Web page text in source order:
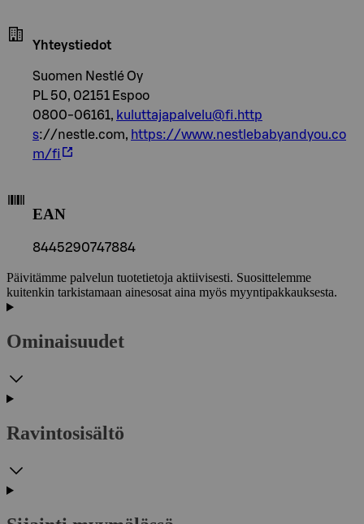
Yhteystiedot
Suomen Nestlé Oy
PL 50, 02151 Espoo
0800-06161, kuluttajapalvelu@fi.http
s://nestle.com, https://www.nestlebabyandyou.co
m/fi
EAN
8445290747884
Päivitämme palvelun tuotetietoja aktiivisesti. Suosittelemme
kuitenkin tarkistamaan ainesosat aina myös myyntipakkauksesta.
Ominaisuudet
Ravintosisältö